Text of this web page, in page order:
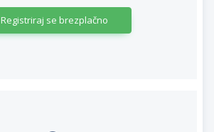
Registriraj se brezplačno